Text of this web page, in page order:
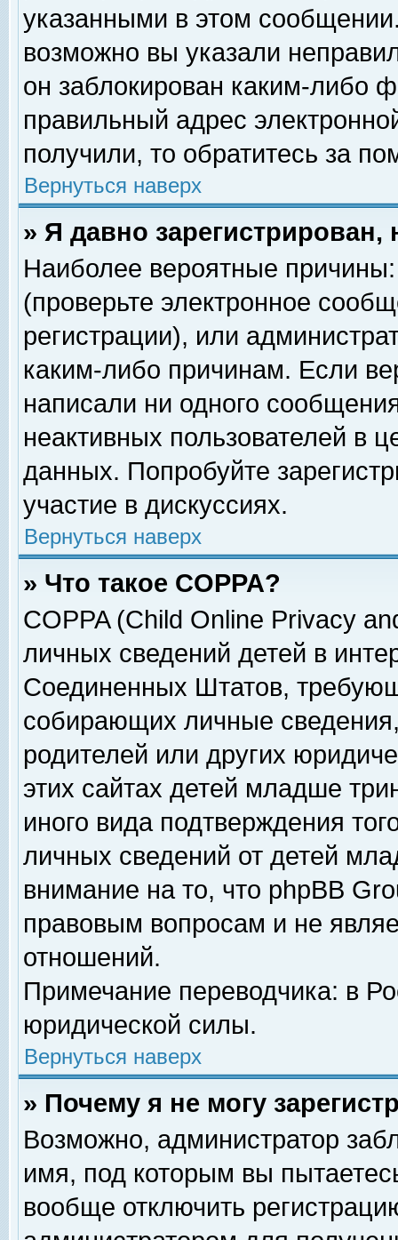
указанными в этом
возможно вы указали
он заблокирован каким-либо
правильный адрес
получили, то обратитесь за
Вернуться наверх
» Я давно
Наиболее вероятные
(проверьте электронное
регистрации), или
каким-либо причинам. Если
написали ни одного
неактивных пользователей в
данных. Попробуйте
участие в дискуссиях.
Вернуться наверх
» Что такое COPPA?
COPPA (Child Online Privacy
личных сведений детей в
Соединенных Штатов,
собирающих личные
родителей или других
этих сайтах детей младше
иного вида подтверждения
личных сведений от детей
внимание на то, что phpBB
правовым вопросам и не
отношений.
Примечание переводчика: в
юридической силы.
Вернуться наверх
» Почему я не могу
Возможно, администратор
имя, под которым вы
вообще отключить